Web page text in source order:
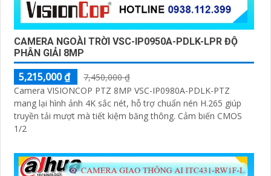
CAMERA NGOÀI TRỜI VSC-IP0950A-PDLK-LPR ĐỘ
PHÂN GIẢI 8MP
5,215,000 ₫
7,450,000 ₫
Camera VISIONCOP PTZ 8MP VSC-IP0980A-PDLK-PTZ
mang lại hình ảnh 4K sắc nét, hỗ trợ chuẩn nén H.265 giúp
truyền tải mượt mà tiết kiệm băng thông. Cảm biến CMOS
1/2